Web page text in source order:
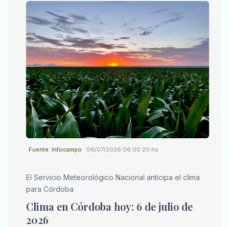
Fuente: Infocampo 06/07/2026 06:00:20 hs
El Servicio Meteorológico Nacional anticipa el clima
para Córdoba
Clima en Córdoba hoy: 6 de julio de
2026